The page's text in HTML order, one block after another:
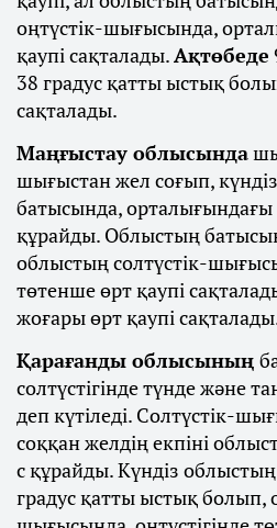
оңтүстік-шығысында,
қаупі сақталады.Ақтөбеде
38 градус қатты ыстық
сақталады.
Маңғыстау облысында
шығыстан жел соғып,
батысында, орталығындағы
құрайды. Облыстың
облыстың солтүстік-
төтенше өрт қаупі
жоғары өрт қаупі
Қарағанды облысының
солтүстігінде түнде және
деп күтіледі. Солтүстік-
соққан желдің екпіні
с құрайды. Күндіз облыстың
градус қатты ыстық болып,